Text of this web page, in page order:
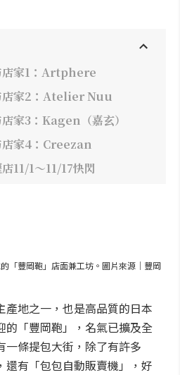
店家1：Artphere
店家2：Atelier Nuu
家3：Kagen（嘉玄）
店家4：Creezan
11/1～11/17快閃
「豐岡鞄」店面兼工坊。圖片來源｜豐岡
產地之一，也是高品質的日本
的「豐岡鞄」，名氣已擴及全
一條提包大街，除了有許多
還有「包包自動販賣機」，好